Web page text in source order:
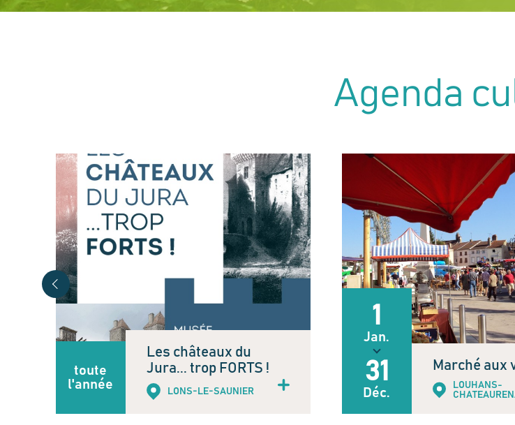
Agenda
toute
l'année
Les châteaux du
Jura... trop FORTS !
LONS-LE-SAUNIER
1
Jan.
31
Déc.
Marché aux
LOUHANS-